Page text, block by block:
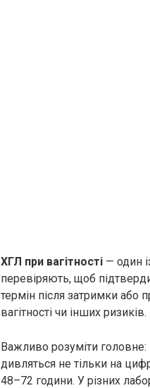
ХГЛ при вагітності — один
перевіряють, щоб
термін після затримки або
вагітності чи інших ризиків.
Важливо розуміти головне:
дивляться не тільки на
48–72 години. У різних